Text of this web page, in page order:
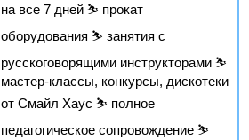
на все 7 дней ⛷ прокат
оборудования ⛷ занятия с
русскоговорящими инструкторами ⛷
мастер-классы, конкурсы, дискотеки
от Смайл Хаус ⛷ полное
педагогическое сопровождение ⛷